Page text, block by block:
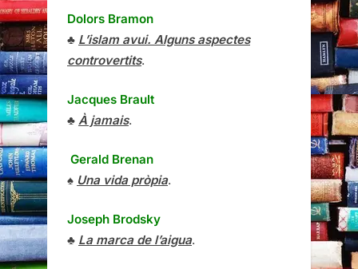
Dolors Bramon
♣ L’islam avui. Alguns aspectes
controvertits.
Jacques Brault
♣ À jamais.
Gerald Brenan
♠ Una vida pròpia.
Joseph Brodsky
♣ La marca de l’aigua.